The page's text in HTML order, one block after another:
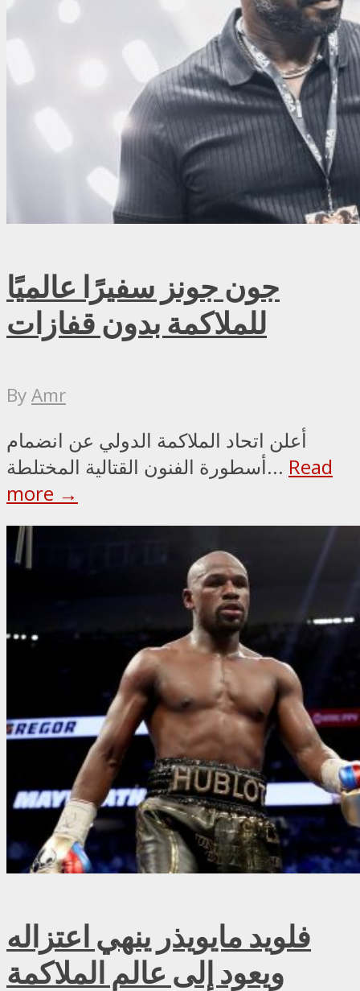
جون جونز سفيرًا عالميًا
للملاكمة بدون قفازات
ByAmr
أعلن اتحاد الملاكمة الدولي عن انضمام
أسطورة الفنون القتالية المختلطة... Read
more →
فلويد مايويذر ينهي اعتزاله
ويعود إلى عالم الملاكمة